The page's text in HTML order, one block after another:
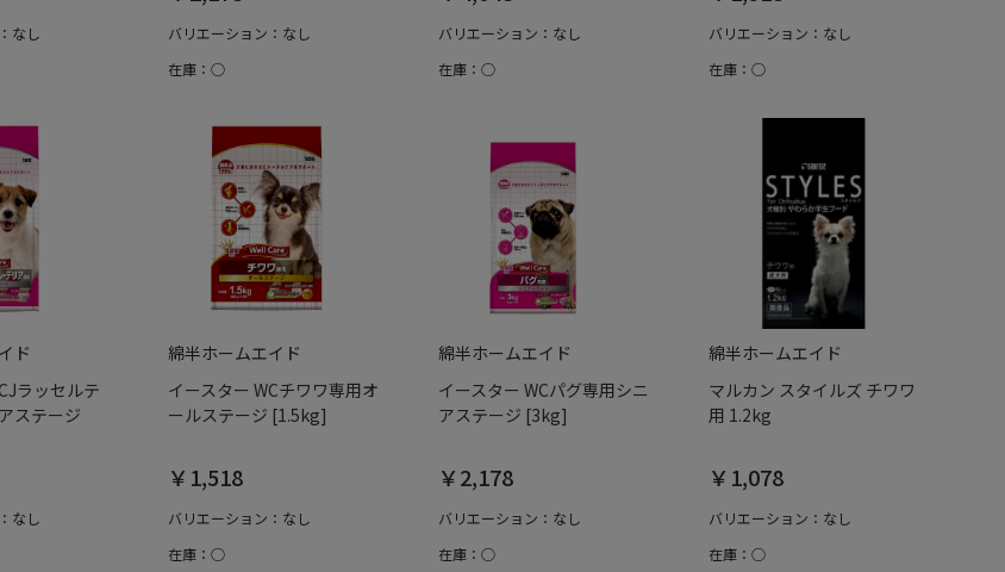
なし
バリエーション：なし
在庫：○
バリエーション：なし
在庫：○
バリエーション：なし
在庫：○
ド
ラッセルテ
ステージ
なし
綿半ホームエイド
イースター WCチワワ専用オ
ールステージ [1.5kg]
￥1,518
バリエーション：なし
在庫：○
綿半ホームエイド
イースター WCパグ専用シニ
アステージ [3kg]
￥2,178
バリエーション：なし
在庫：○
綿半ホームエイド
マルカン スタイルズ チワワ
用 1.2kg
￥1,078
バリエーション：なし
在庫：○